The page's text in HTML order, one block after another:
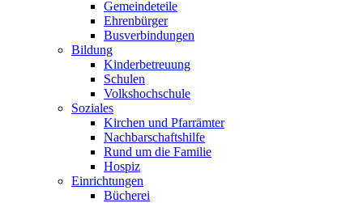
Gemeindeteile
Ehrenbürger
Busverbindungen
Bildung
Kinderbetreuung
Schulen
Volkshochschule
Soziales
Kirchen und Pfarrämter
Nachbarschaftshilfe
Rund um die Familie
Hospiz
Einrichtungen
Bücherei